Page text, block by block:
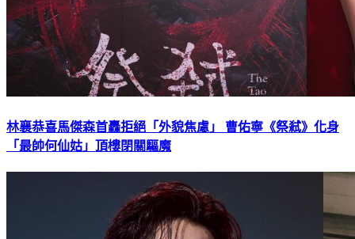
林襄恭喜馬傑森首轟拒絕「外貌焦慮」 曹佑寧《祭弒》化身
「最帥何仙姑」頂樓閉關驅魔